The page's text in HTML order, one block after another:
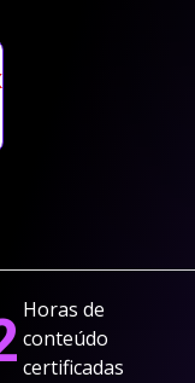
Horas de
conteúdo
certificadas